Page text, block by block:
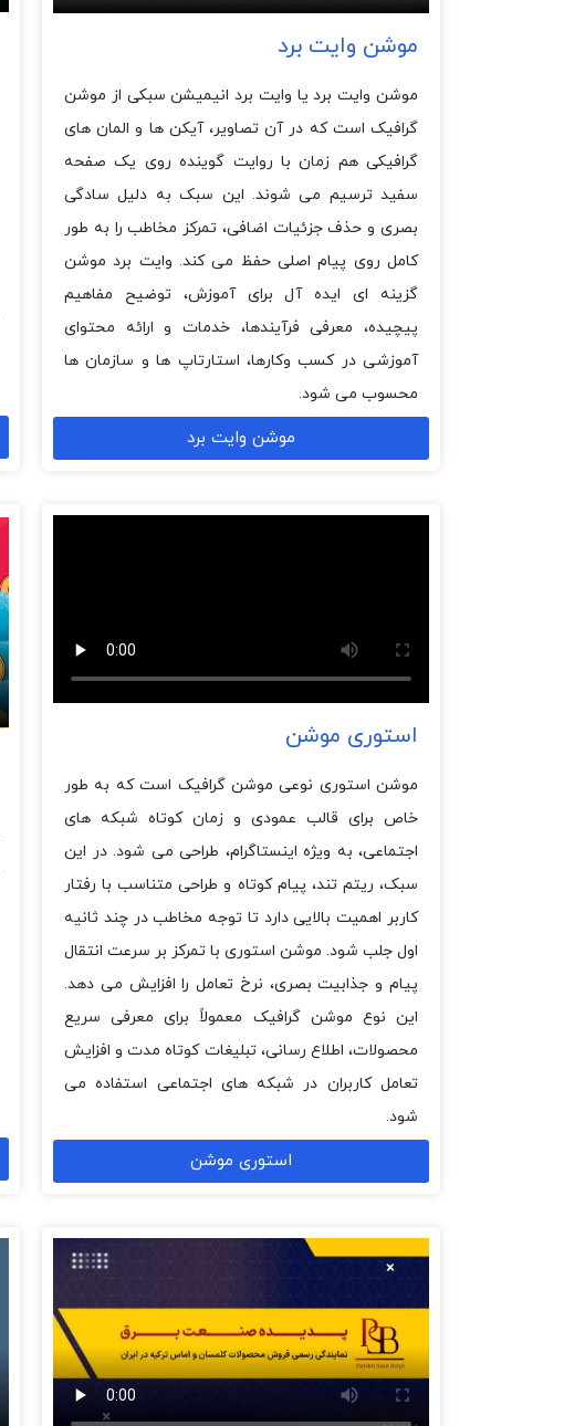
موشن وایت برد
موشن وایت برد یا وایت برد انیمیشن سبکی از موشن
گرافیک است که در آن تصاویر، آیکن ها و المان های
گرافیکی هم زمان با روایت گوینده روی یک صفحه
سفید ترسیم می شوند. این سبک به دلیل سادگی
بصری و حذف جزئیات اضافی، تمرکز مخاطب را به طور
کامل روی پیام اصلی حفظ می کند. وایت برد موشن
گزینه ای ایده آل برای آموزش، توضیح مفاهیم
پیچیده، معرفی فرآیندها، خدمات و ارائه محتوای
آموزشی در کسب وکارها، استارتاپ ها و سازمان ها
محسوب می شود.
موشن وایت برد
استوری موشن
موشن استوری نوعی موشن گرافیک است که به طور
خاص برای قالب عمودی و زمان کوتاه شبکه های
اجتماعی، به ویژه اینستاگرام، طراحی می شود. در این
سبک، ریتم تند، پیام کوتاه و طراحی متناسب با رفتار
کاربر اهمیت بالایی دارد تا توجه مخاطب در چند ثانیه
اول جلب شود. موشن استوری با تمرکز بر سرعت انتقال
پیام و جذابیت بصری، نرخ تعامل را افزایش می دهد.
این نوع موشن گرافیک معمولاً برای معرفی سریع
محصولات، اطلاع رسانی، تبلیغات کوتاه مدت و افزایش
تعامل کاربران در شبکه های اجتماعی استفاده می
شود.
استوری موشن